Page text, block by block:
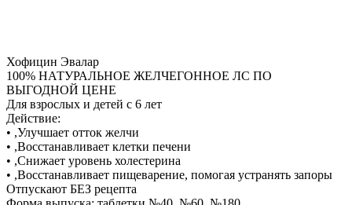
Хофицин Эвалар
100% НАТУРАЛЬНОЕ ЖЕЛЧЕГОННОЕ ЛС ПО
ВЫГОДНОЙ ЦЕНЕ
Для взрослых и детей с 6 лет
Действие:
• ,Улучшает отток желчи
• ,Восстанавливает клетки печени
• ,Снижает уровень холестерина
• ,Восстанавливает пищеварение, помогая устранять запоры
Отпускают БЕЗ рецепта